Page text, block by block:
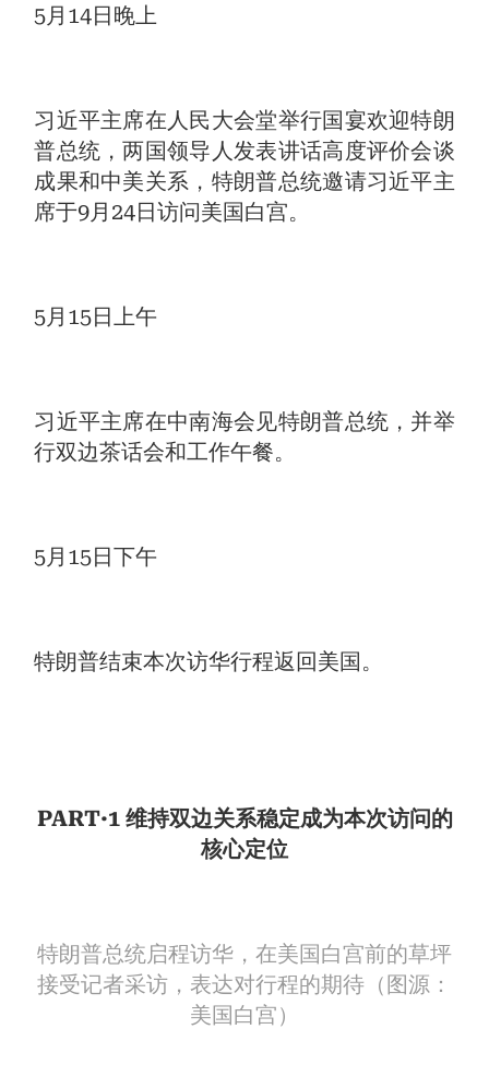
5月14日晚上
习近平主席在人民大会堂举行国宴欢迎特朗
普总统，两国领导人发表讲话高度评价会谈
成果和中美关系，特朗普总统邀请习近平主
席于9月24日访问美国白宫。
5月15日上午
习近平主席在中南海会见特朗普总统，并举
行双边茶话会和工作午餐。
5月15日下午
特朗普结束本次访华行程返回美国。
PART·1 维持双边关系稳定成为本次访问的
核心定位
特朗普总统启程访华，在美国白宫前的草坪
接受记者采访，表达对行程的期待（图源：
美国白宫）